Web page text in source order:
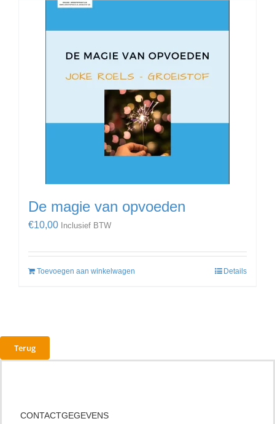
De magie van opvoeden
€10,00 Inclusief BTW
Toevoegen aan winkelwagen Details
Terug
CONTACTGEGEVENS